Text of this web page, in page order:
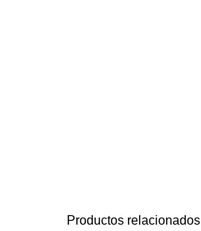
Productos relacionados